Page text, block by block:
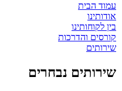
עמוד הבית
אודותינו
בין לקוחותינו
קורסים והדרכות
שירותים
שירותים נבחרים